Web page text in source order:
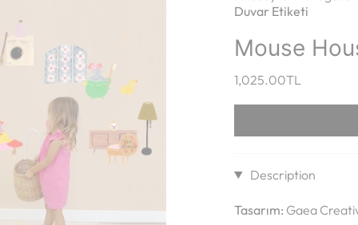
Duvar Etiketi
Mouse
1,025.00TL
Description
Tasarım: Gaea